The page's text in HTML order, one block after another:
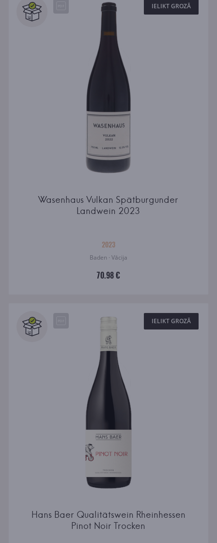
IELIKT GROZĀ
Wasenhaus Vulkan Spätburgunder
Landwein 2023
2023
Baden · Vācija
70.98 €
IELIKT GROZĀ
Hans Baer Qualitätswein Rheinhessen
Pinot Noir Trocken